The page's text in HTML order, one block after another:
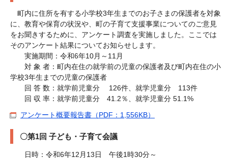
町内に住所を有する小学校3年生までのお子さまの保護者を対象
に、教育や保育の状況や、町の子育て支援事業についてのご意見
をお聞きするために、アンケート調査を実施しました。ここでは
そのアンケート結果についてお知らせします。
実施期間：令和6年10月～11月
対 象 者：町内在住の就学前の児童の保護者及び町内在住の小
学校3年生までの児童の保護者
回 答 数：就学前児童分 126件、就学児童分 113件
回 収 率：就学前児童分 41.2％、就学児童分 51.1%
アンケート概要報告書（PDF：1,556KB）
〇第1回 子ども・子育て会議
日時：令和6年12月13日 午後1時30分～